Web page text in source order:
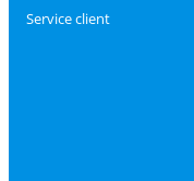
Service client